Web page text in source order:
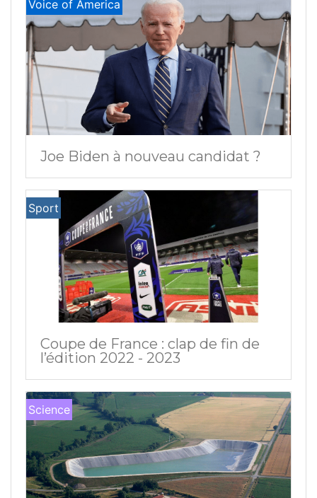
Voice of America
Joe Biden à nouveau candidat ?
Sport
Coupe de France : clap de fin de
l’édition 2022 - 2023
Science